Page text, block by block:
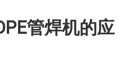
管焊机的应